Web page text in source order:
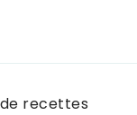
recettes